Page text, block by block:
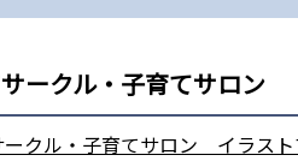
ークル・子育てサロン
クル・子育てサロン イラスト